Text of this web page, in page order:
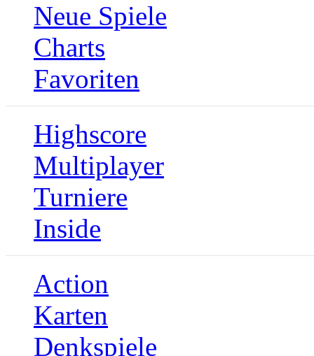
Neue Spiele
Charts
Favoriten
Highscore
Multiplayer
Turniere
Inside
Action
Karten
Denkspiele